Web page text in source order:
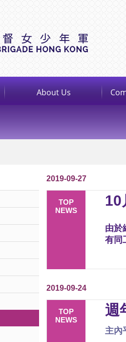
About Us
2019-09-27
TOP
NEWS
10
由於
有同
2019-09-24
TOP
NEWS
週
主內